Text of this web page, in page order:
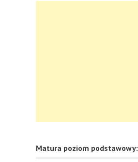
Matura poziom podstawowy: